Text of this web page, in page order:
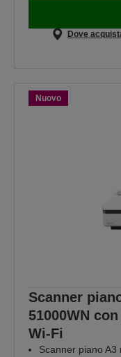
Dove
Nuovo
Scanner
51000WN
Wi-Fi
Scanner piano A3